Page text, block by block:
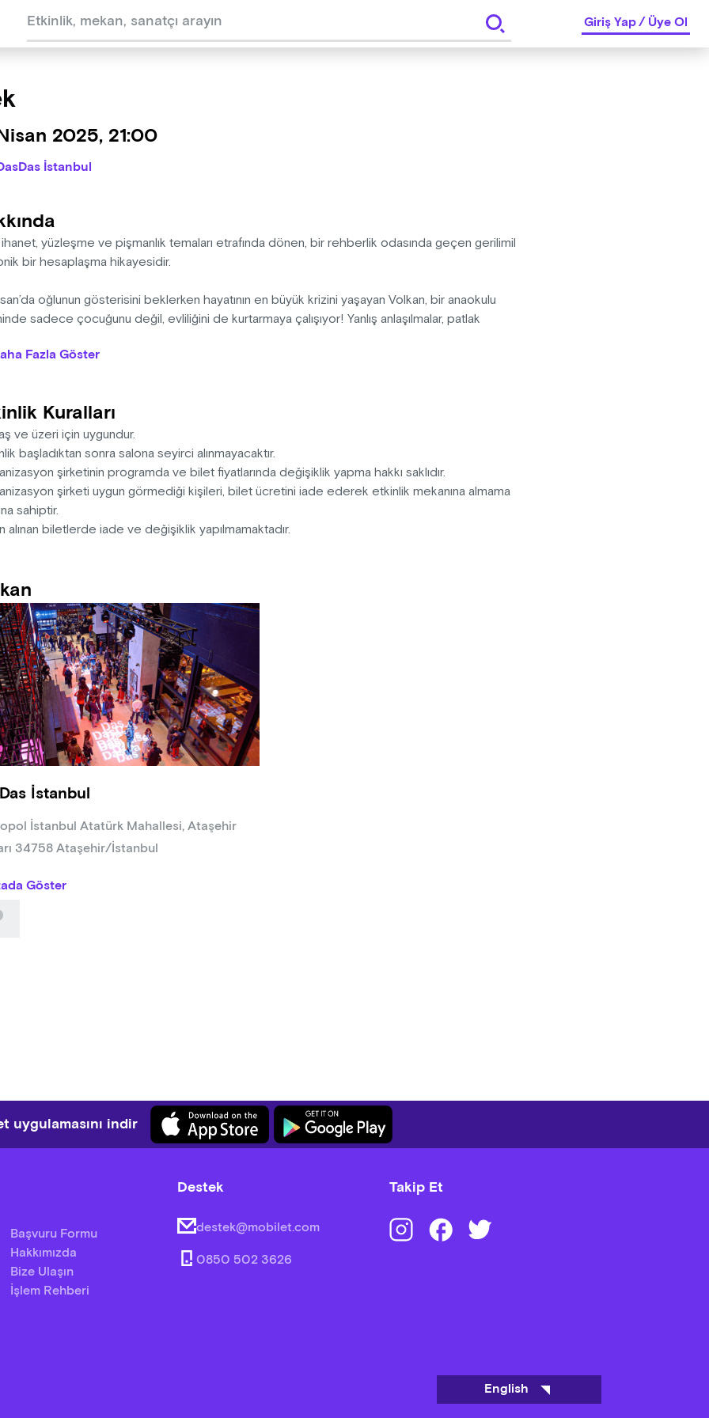
Giriş Yap/Üye Ol
2025, 21:00
İstanbul
ihanet, yüzleşme ve pişmanlık temaları etrafında dönen, bir rehberlik odasında geçen gerilimil
bir hesaplaşma hikayesidir.
oğlunun gösterisini beklerken hayatının en büyük krizini yaşayan Volkan, bir anaokulu
sadece çocuğunu değil, evliliğini de kurtarmaya çalışıyor! Yanlış anlaşılmalar, patlak
ve tarçınlı keklerle dolu bir rehberlik odasında; öğrendikleri gerçekler mi daha zor, yoksa
tarifini anlamak mı?
BURAK CAN ARAS
HARUN OSMAN TİMUR
YÖNETMEN: ŞAHİN CAN BAYIR
OZAN AĞAÇ
IŞIL YILMAZ, BURAK CAN ARAS, EZGİ BAYRAMOĞLU, BARAN AKTAŞ, YAĞIZ EMİR
YAĞMUR ÇİĞDEM GÜLMÜŞ
Fazla Göster
Kuralları
ve üzeri için uygundur.
başladıktan sonra salona seyirci alınmayacaktır.
şirketinin programda ve bilet fiyatlarında değişiklik yapma hakkı saklıdır.
şirketi uygun görmediği kişileri, bilet ücretini iade ederek etkinlik mekanına almama
sahiptir.
alınan biletlerde iade ve değişiklik yapılmamaktadır.
İstanbul
İstanbul Atatürk Mahallesi, Ataşehir
34758 Ataşehir/İstanbul
Göster
uygulamasını indir
Başvuru Formu
Hakkımızda
Bize Ulaşın
İşlem Rehberi
Destek
destek@mobilet.com
0850 502 3626
Takip Et
English